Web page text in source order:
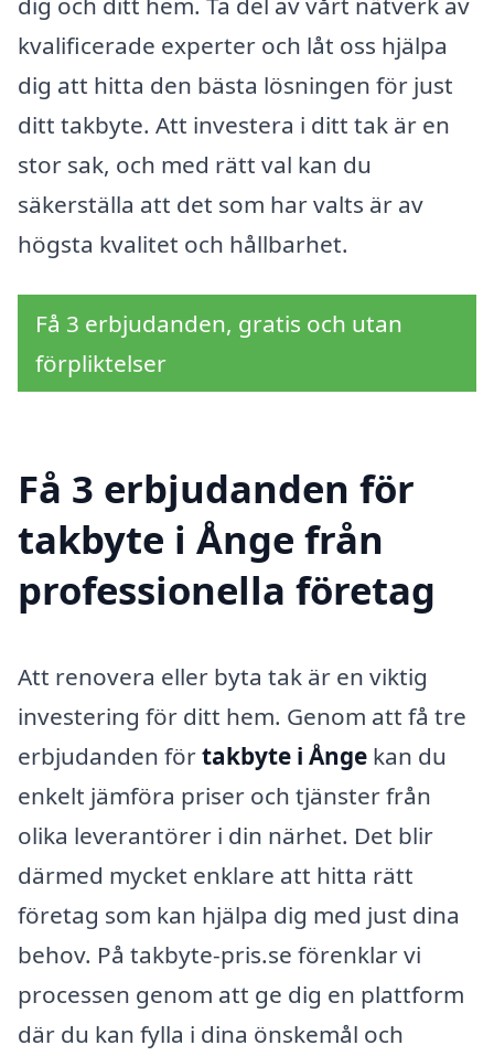
kvalificerade experter och låt oss hjälpa
dig att hitta den bästa lösningen för just
ditt takbyte. Att investera i ditt tak är en
stor sak, och med rätt val kan du
säkerställa att det som har valts är av
högsta kvalitet och hållbarhet.
Få 3 erbjudanden, gratis och utan
förpliktelser
Få 3 erbjudanden för
takbyte i Ånge från
professionella företag
Att renovera eller byta tak är en viktig
investering för ditt hem. Genom att få tre
erbjudanden förtakbyte i Ånge kan du
enkelt jämföra priser och tjänster från
olika leverantörer i din närhet. Det blir
därmed mycket enklare att hitta rätt
företag som kan hjälpa dig med just dina
behov. På takbyte-pris.se förenklar vi
processen genom att ge dig en plattform
där du kan fylla i dina önskemål och